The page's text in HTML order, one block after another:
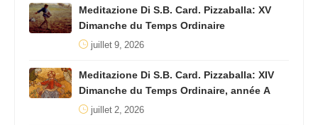
Meditazione Di S.B. Card. Pizzaballa: XV
Dimanche du Temps Ordinaire
juillet 9, 2026
Meditazione Di S.B. Card. Pizzaballa: XIV
Dimanche du Temps Ordinaire, année A
juillet 2, 2026